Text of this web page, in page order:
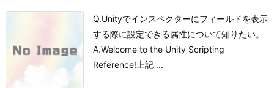
Q.Unityでインスペクターにフィールドを表示
する際に設定できる属性について知りたい。
A.Welcome to the Unity Scripting
Reference! 上記 ...